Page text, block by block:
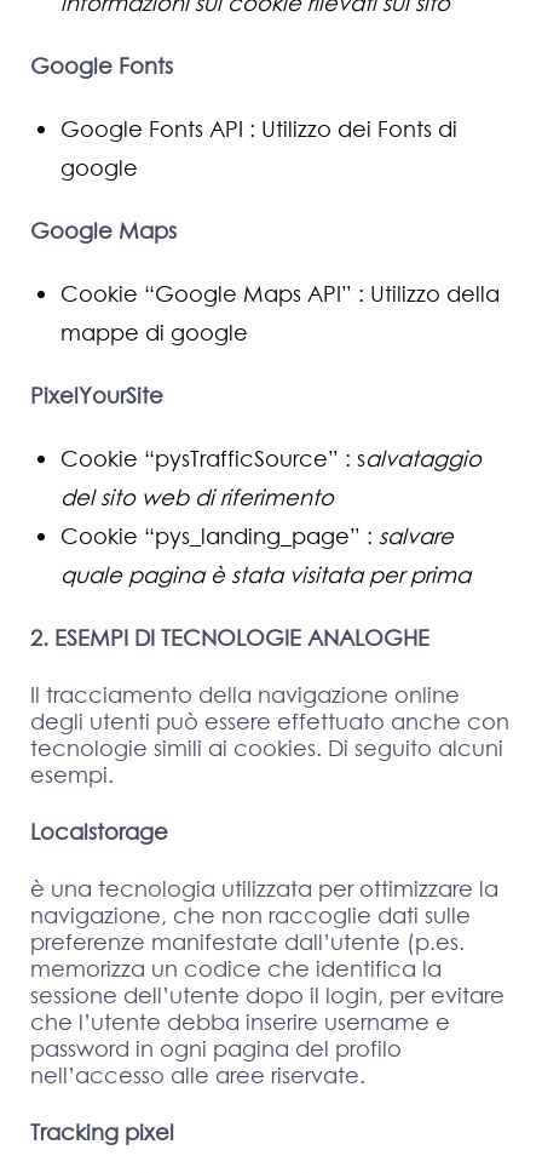
Google Fonts
Google Fonts API : Utilizzo dei Fonts di
google
Google Maps
Cookie “Google Maps API” : Utilizzo della
mappe di google
PixelYourSite
Cookie “pysTrafficSource” : salvataggio
del sito web di riferimento
Cookie “pys_landing_page” : salvare
quale pagina è stata visitata per prima
2. ESEMPI DI TECNOLOGIE ANALOGHE
Il tracciamento della navigazione online
degli utenti può essere effettuato anche con
tecnologie simili ai cookies. Di seguito alcuni
esempi.
Localstorage
è una tecnologia utilizzata per ottimizzare la
navigazione, che non raccoglie dati sulle
preferenze manifestate dall’utente (p.es.
memorizza un codice che identifica la
sessione dell’utente dopo il login, per evitare
che l’utente debba inserire username e
password in ogni pagina del profilo
nell’accesso alle aree riservate.
Tracking pixel